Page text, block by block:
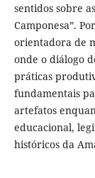
sentidos sobre
Camponesa”.
orientadora de
onde o diálogo
práticas
fundamentais
artefatos
educacional,
históricos da